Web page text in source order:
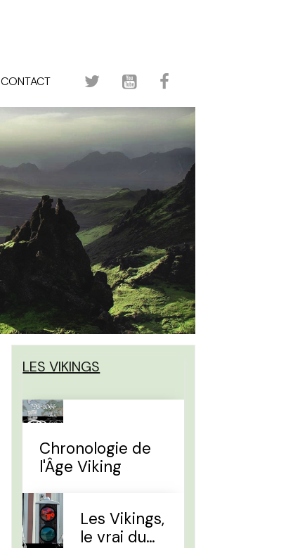
CONTACT
LES VIKINGS
Chronologie de
l'Âge Viking
Les Vikings,
le vrai du